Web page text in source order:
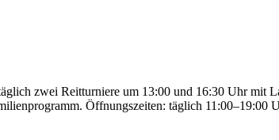
zwei Reitturniere um 13:00 und 16:30 Uhr mit
Öffnungszeiten: täglich 11:00–19:00